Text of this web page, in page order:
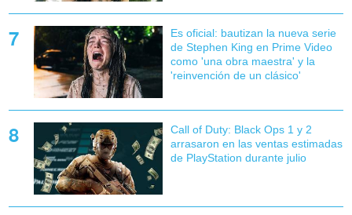
Es oficial: bautizan la nueva serie
de Stephen King en Prime Video
como 'una obra maestra' y la
'reinvención de un clásico'
Call of Duty: Black Ops 1 y 2
arrasaron en las ventas estimadas
de PlayStation durante julio